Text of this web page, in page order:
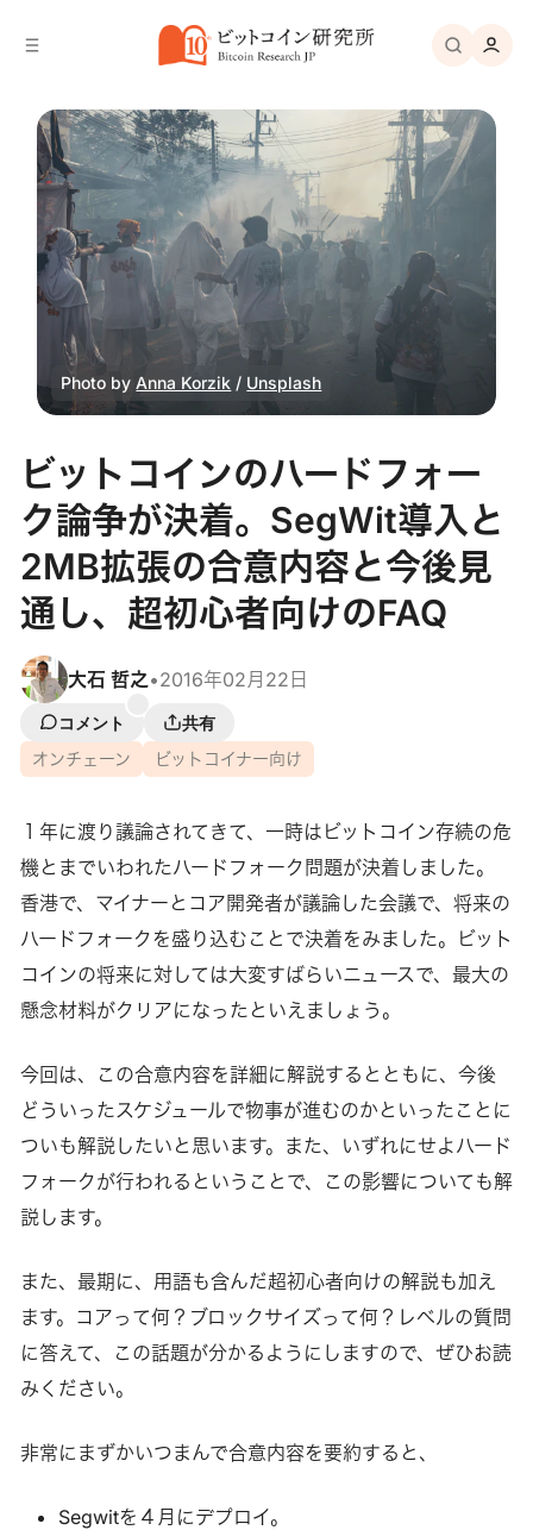
Photo by Anna Korzik / Unsplash
ビットコインのハードフォー
ク論争が決着。SegWit導入と
2MB拡張の合意内容と今後見
通し、超初心者向けのFAQ
大石 哲之 •2016年02月22日
コメント
共有
オンチェーン
ビットコイナー向け
１年に渡り議論されてきて、一時はビットコイン存続の危
機とまでいわれたハードフォーク問題が決着しました。
香港で、マイナーとコア開発者が議論した会議で、将来の
ハードフォークを盛り込むことで決着をみました。ビット
コインの将来に対しては大変すばらいニュースで、最大の
懸念材料がクリアになったといえましょう。
今回は、この合意内容を詳細に解説するとともに、今後
どういったスケジュールで物事が進むのかといったことに
ついも解説したいと思います。また、いずれにせよハード
フォークが行われるということで、この影響についても解
説します。
また、最期に、用語も含んだ超初心者向けの解説も加え
ます。コアって何？ブロックサイズって何？レベルの質問
に答えて、この話題が分かるようにしますので、ぜひお読
みください。
非常にまずかいつまんで合意内容を要約すると、
Segwitを４月にデプロイ。